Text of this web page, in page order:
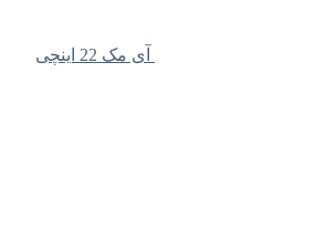
آی مک 22 اینچی